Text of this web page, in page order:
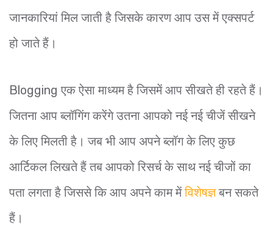
जानकारियां मिल जाती है जिसके कारण आप उस में एक्सपर्ट
हो जाते हैं।
Blogging एक ऐसा माध्यम है जिसमें आप सीखते ही रहते हैं।
जितना आप ब्लॉगिंग करेंगे उतना आपको नई नई चीजें सीखने
के लिए मिलती है। जब भी आप अपने ब्लॉग के लिए कुछ
आर्टिकल लिखते हैं तब आपको रिसर्च के साथ नई चीजों का
पता लगता है जिससे कि आप अपने काम मेंविशेषज्ञबन सकते
हैं।